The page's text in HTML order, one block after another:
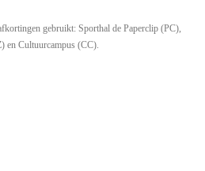
gebruikt: Sporthal de Paperclip (PC),
en Cultuurcampus (CC).